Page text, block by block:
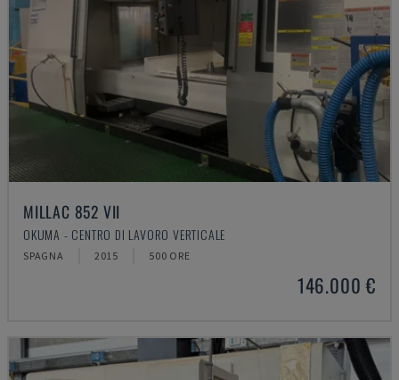
MILLAC 852 VII
OKUMA - CENTRO DI LAVORO VERTICALE
SPAGNA 2015 500 ORE
146.000 €